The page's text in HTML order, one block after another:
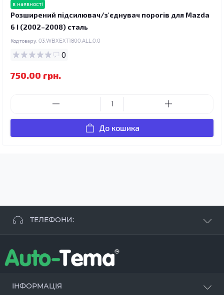
в наявності
Розширений підсилювач/з'єднувач порогів для Mazda
6 I (2002–2008) сталь
Код товару: 03.WBXEXT1800.ALL.0.0
0
750.00 грн.
До кошика
ТЕЛЕФОНИ:
+38 096 250 84 38
+38 099 657 61 50
ІНФОРМАЦІЯ